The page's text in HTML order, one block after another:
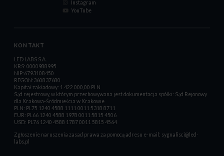
Instagram
YouTube
KONTAKT
LED LABS S.A.
KRS: 0000988995
NIP:6793108450
REGON:360837680
Kapitał zakładowy: 1.422.000,00 PLN
Sąd rejestrowy, w którym przechowywana jest dokumentacja spółki: Sąd Rejonowy
dla Krakowa-Śródmieścia w Krakowie
PLN: PL75 1240 4588 1111 0011 5318 8711
EUR: PL66 1240 4588 1978 0011 5815 4506
USD: PL76 1240 4588 1787 0011 5815 4564
Zgłoszenie naruszenia zasad prawa za pomocą adresu e-mail: sygnalisci@led-
labs.pl